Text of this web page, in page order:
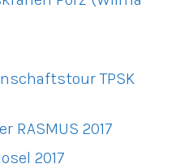
TPSK
RASMUS 2017
2017